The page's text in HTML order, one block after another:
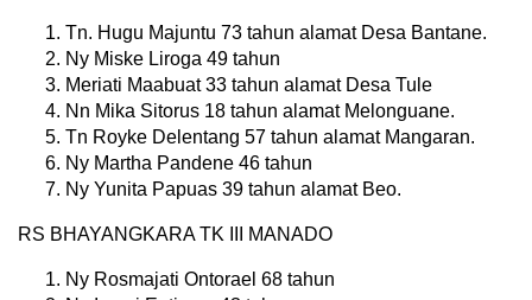
Tn. Hugu Majuntu 73 tahun alamat Desa Bantane.
Ny Miske Liroga 49 tahun
Meriati Maabuat 33 tahun alamat Desa Tule
Nn Mika Sitorus 18 tahun alamat Melonguane.
Tn Royke Delentang 57 tahun alamat Mangaran.
Ny Martha Pandene 46 tahun
Ny Yunita Papuas 39 tahun alamat Beo.
RS BHAYANGKARA TK III MANADO
Ny Rosmajati Ontorael 68 tahun